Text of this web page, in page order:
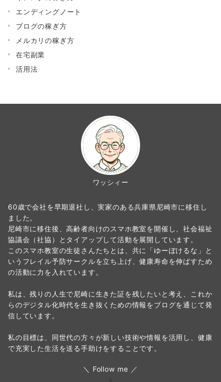
エンディングノート
ブログの稼ぎ方
メルカリの稼ぎ方
在宅副業
活用法
ワッシィー
60歳で会社を早期退社し、実家のある兵庫県尼崎市に移住し
ました。
尼崎市に移住後、高齢者向けのスマホ教室を開催し、社会福祉
協議会（社協）とタイアップして活動を展開しています。
このスマホ教室の生徒さんたちとは、共に「ゆーぼけるな」と
いうフレイル予防サークルを立ち上げ、健康寿命を伸ばすため
の活動に力を入れています。
私は、残りの人生で尼崎に生きた証を残したいと考え、これか
らのデジタル化時代を生き抜くための情報をブログを通じて発
信しています。
私の目標は、同世代の方々が新しい技術や情報を活用し、健康
で充実した生活を送る手助けをすることです。
＼ Follow me ／